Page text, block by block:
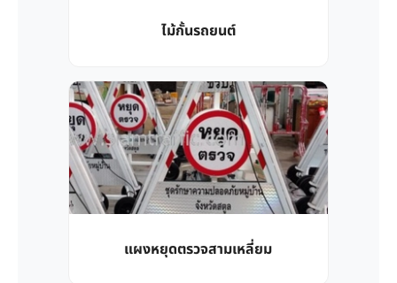
ไม้กั้นรถยนต์
แผงหยุดตรวจสามเหลี่ยม